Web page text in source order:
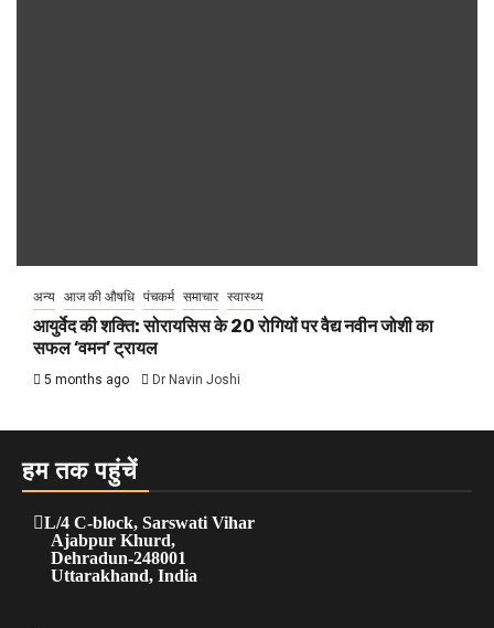
अन्य आज की औषधि पंचकर्म समाचार स्वास्थ्य
आयुर्वेद की शक्ति: सोरायसिस के 20 रोगियों पर वैद्य नवीन जोशी का
सफल ‘वमन’ ट्रायल
5 months ago Dr Navin Joshi
हम तक पहुंचें
L/4 C-block, Sarswati Vihar
Ajabpur Khurd,
Dehradun-248001
Uttarakhand, India